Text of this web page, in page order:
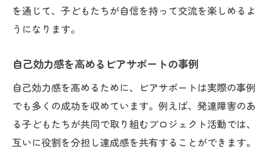
を通じて、子どもたちが自信を持って交流を楽しめるよ
うになります。
自己効力感を高めるピアサポートの事例
自己効力感を高めるために、ピアサポートは実際の事例
でも多くの成功を収めています。例えば、発達障害のあ
る子どもたちが共同で取り組むプロジェクト活動では、
互いに役割を分担し達成感を共有することができます。